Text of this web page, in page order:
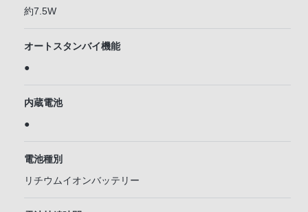
約7.5W
オートスタンバイ機能
●
内蔵電池
●
電池種別
リチウムイオンバッテリー